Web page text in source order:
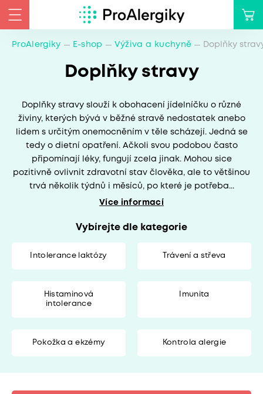
ProAlergiky E-shop Výživa a kuchyně Doplňky
Doplňky stravy
Doplňky stravy slouží k obohacení jídelníčku o různé
živiny, kterých bývá v běžné stravě nedostatek anebo
lidem s určitým onemocněním v těle scházejí. Jedná se
tedy o dietní opatření. Ačkoli svou podobou často
připomínají léky, fungují zcela jinak. Mohou sice
pozitivně ovlivnit zdravotní stav člověka, ale to většinou
trvá několik týdnů i měsíců, po které je potřeba...
Více informací
Vybírejte dle kategorie
Intolerance laktózy Trávení a střeva
Histaminová
intolerance
Imunita
Pokožka a ekzémy Kontrola alergie